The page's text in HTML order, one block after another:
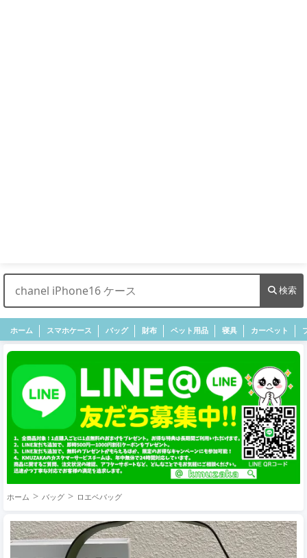
検索
ホーム スマホケース バッグ 財布 ペット用品 寝具 カーペット
ホーム バッグ ロエベバッグ